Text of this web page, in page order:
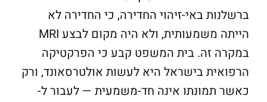
ברשלנות באי-זיהוי החדירה, כי החדירה לא
הייתה משמעותית, ולא היה מקום לבצע MRI
במקרה זה. בית המשפט קבע כי הפרקטיקה
הרפואית בישראל היא לעשות אולטרסאונד, ורק
כאשר תמונתו אינה חד-משמעית — לעבור ל-